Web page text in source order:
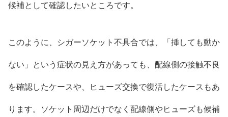
候補として確認したいところです。
このように、シガーソケット不具合では、「挿しても動か
ない」という症状の見え方があっても、配線側の接触不良
を確認したケースや、ヒューズ交換で復活したケースもあ
ります。ソケット周辺だけでなく配線側やヒューズも候補